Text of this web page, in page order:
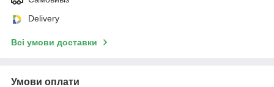
Delivery
Всі умови доставки
Умови оплати